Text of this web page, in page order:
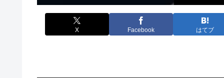
X Facebook はてブ